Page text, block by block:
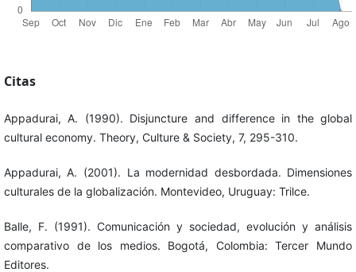
Citas
Appadurai, A. (1990). Disjuncture and difference in the global
cultural economy. Theory, Culture & Society, 7, 295-310.
Appadurai, A. (2001). La modernidad desbordada. Dimensiones
culturales de la globalización. Montevideo, Uruguay: Trilce.
Balle, F. (1991). Comunicación y sociedad, evolución y análisis
comparativo de los medios. Bogotá, Colombia: Tercer Mundo
Editores.